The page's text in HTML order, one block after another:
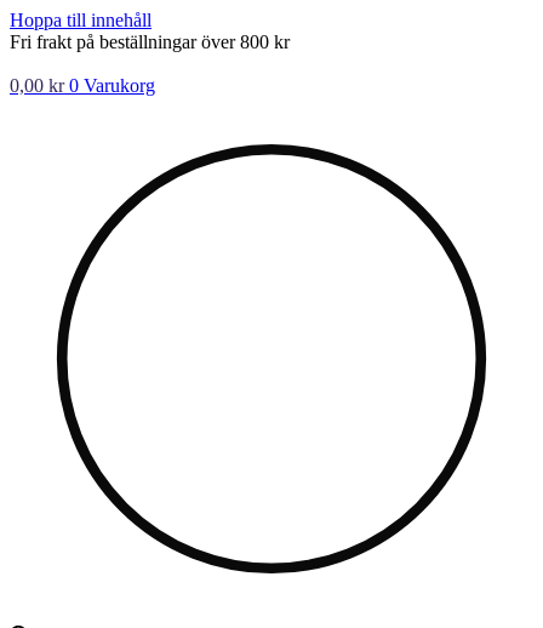
Hoppa till innehåll
Fri frakt på beställningar över 800 kr
0,00 kr 0 Varukorg